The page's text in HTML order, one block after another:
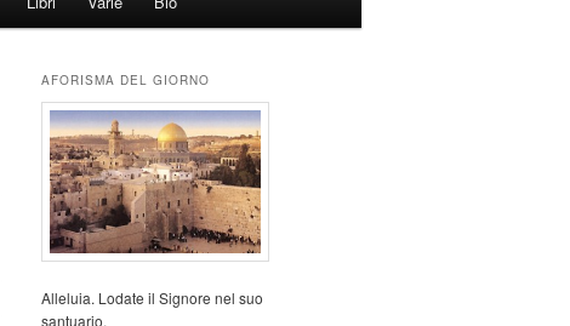
AFORISMA DEL GIORNO
Alleluia. Lodate il Signore nel suo
santuario,